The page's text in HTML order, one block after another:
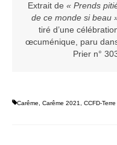
Extrait de « Prends
de ce monde si beau
tiré d’une
œcuménique, paru
Prier n°
Carême, Carême 2021, CCFD-